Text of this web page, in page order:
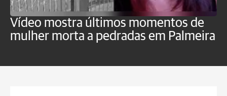
Vídeo mostra últimos momentos de
mulher morta a pedradas em Palmeira